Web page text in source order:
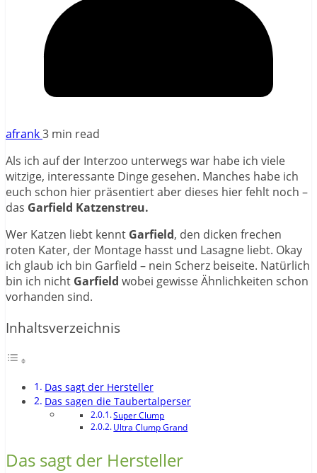
afrank3 min read
Als ich auf der Interzoo unterwegs war habe ich viele
witzige, interessante Dinge gesehen. Manches habe ich
euch schon hier präsentiert aber dieses hier fehlt noch –
das Garfield Katzenstreu.
Wer Katzen liebt kennt Garfield, den dicken frechen
roten Kater, der Montage hasst und Lasagne liebt. Okay
ich glaub ich bin Garfield – nein Scherz beiseite. Natürlich
bin ich nicht Garfield wobei gewisse Ähnlichkeiten schon
vorhanden sind.
Inhaltsverzeichnis
Das sagt der Hersteller
Das sagen die Taubertalperser
Super Clump
Ultra Clump Grand
Das sagt der Hersteller